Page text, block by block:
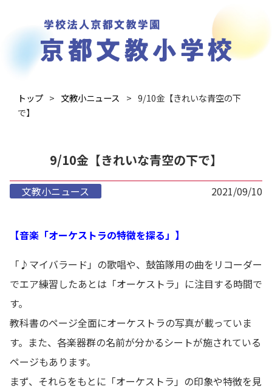
トップ 文教小ニュース
9/10金【きれいな青空の下
で】
9/10金【きれいな青空の下で】
文教小ニュース 2021/09/10
【音楽「オーケストラの特徴を探る」】
「♪マイバラード」の歌唱や、鼓笛隊用の曲をリコーダー
でエア練習したあとは「オーケストラ」に注目する時間で
す。
教科書のページ全面にオーケストラの写真が載っていま
す。また、各楽器群の名前が分かるシートが施されている
ページもあります。
まず、それらをもとに「オーケストラ」の印象や特徴を見